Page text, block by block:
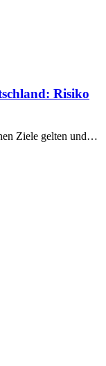
Risiko
Ziele gelten und…